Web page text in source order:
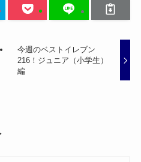
今週のベストイレブン
216！ジュニア（小学生）
編